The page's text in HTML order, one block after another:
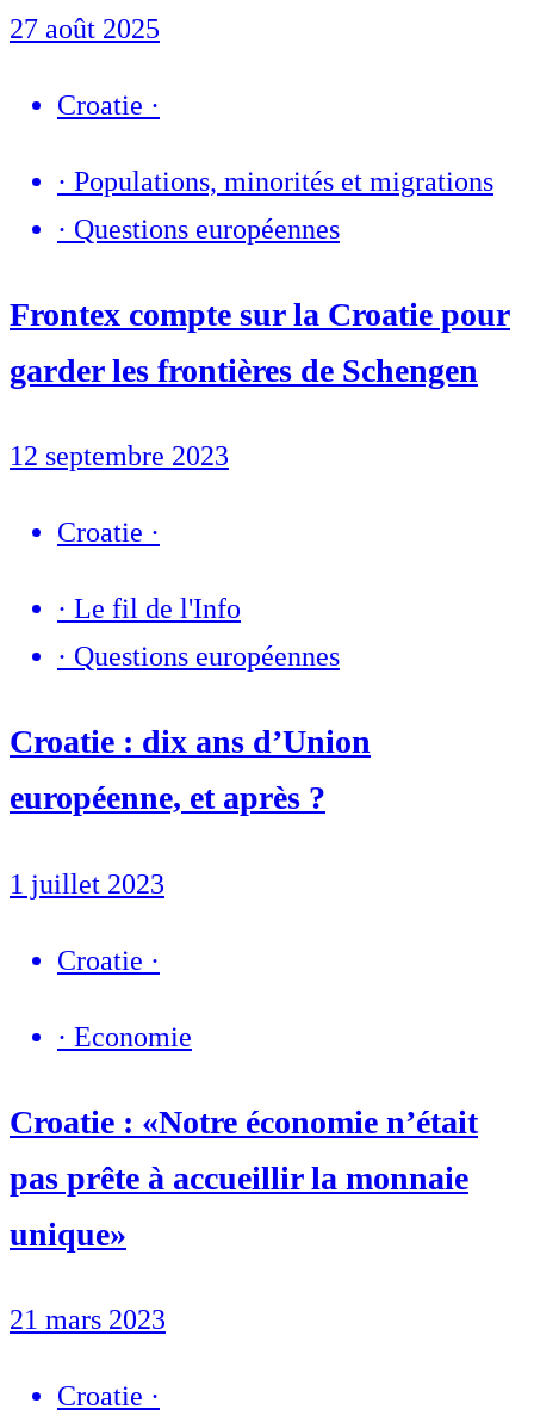
27 août 2025
Croatie ·
· Populations, minorités et migrations
· Questions européennes
Frontex compte sur la Croatie pour
garder les frontières de Schengen
12 septembre 2023
Croatie ·
· Le fil de l'Info
· Questions européennes
Croatie : dix ans d’Union
européenne, et après ?
1 juillet 2023
Croatie ·
· Economie
Croatie : «Notre économie n’était
pas prête à accueillir la monnaie
unique»
21 mars 2023
Croatie ·